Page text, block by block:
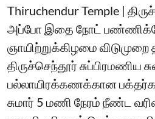
Thiruchendur Temple |
அப்போ இதை நோட்
ஞாயிற்றுக்கிழமை
திருச்செந்தூர் சுப்பிரமணிய
பல்லாயிரக்கணக்கான
சுமார் 5 மணி நேரம் நீண்ட